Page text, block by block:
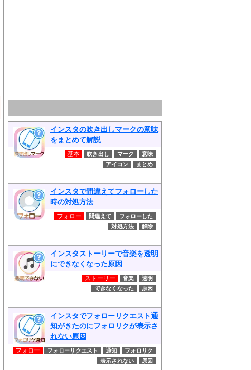
インスタの吹き出しマークの意味
をまとめて解説
基本 吹き出し マーク
意味
アイコン
まとめ
インスタで間違えてフォローした
時の対処方法
フォロー 間違えて
フォローした
対処方法
解除
インスタストーリーで音楽を透明
にできなくなった原因
ストーリー 音楽
透明
できなくなった
原因
インスタでフォローリクエスト通
知がきたのにフォロリクが表示さ
れない原因
フォロー フォローリクエスト 通知
フォロリク
表示されない
原因